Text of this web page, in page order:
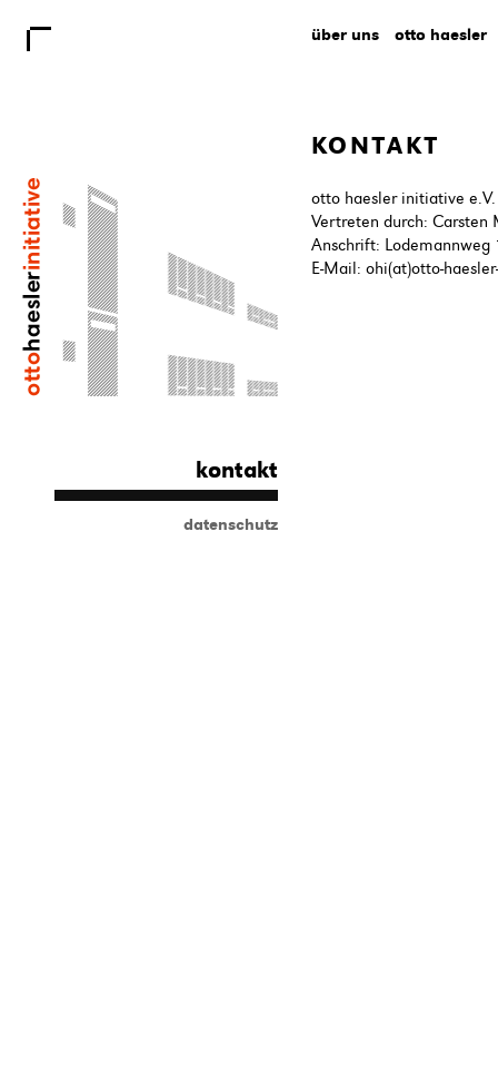
kontakt
datenschutz
über uns otto haesler
KONTAKT
otto haesler initiative e.V.
Vertreten durch: Carsten
Anschrift:
E-Mail: ohi(at)otto-